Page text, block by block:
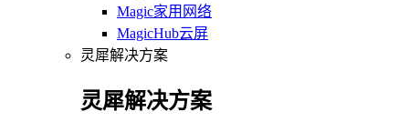
Magic家用网络
MagicHub云屏
灵犀解决方案
灵犀解决方案